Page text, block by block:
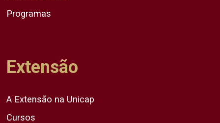
Programas
Extensão
A Extensão na Unicap
Cursos